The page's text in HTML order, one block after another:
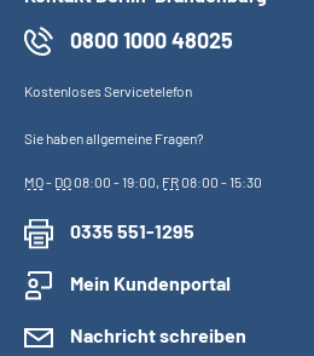
0800 1000 48025
Kostenloses Servicetelefon
Sie haben allgemeine Fragen?
MO- DO08:00 - 19:00, FR08:00 - 15:30
0335 551-1295
Mein Kundenportal
Nachricht schreiben